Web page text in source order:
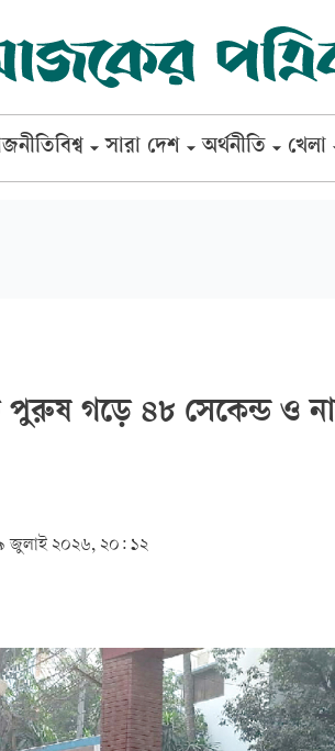
বিশ্ব সারা দেশ অর্থনীতি খেলা
পুরুষ গড়ে ৪৮ সেকেন্ড ও
জুলাই ২০২৬, ২০: ১২